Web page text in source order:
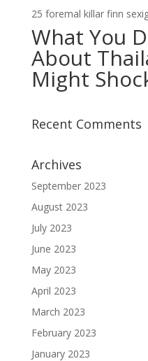
25 foremal killar finn
What You
About
Might
Recent Comments
Archives
September 2023
August 2023
July 2023
June 2023
May 2023
April 2023
March 2023
February 2023
January 2023